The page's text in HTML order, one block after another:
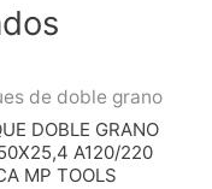
de doble grano
DOBLE GRANO
A120/220
MP TOOLS